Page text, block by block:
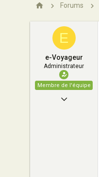
n Forums
E
e-Voyageur
Administrateur
Membre de l'équipe
29 Mai 2004